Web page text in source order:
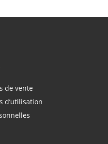
de vente
d’utilisation